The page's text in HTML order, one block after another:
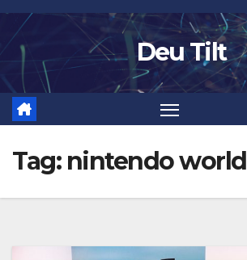
Skip
to
content
Deu Tilt
Tag: nintendo world